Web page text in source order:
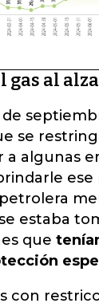
gas al
de
se
a algunas
ese
estaba
que
con